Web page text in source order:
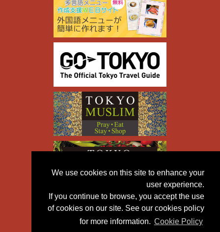
We use cookies on this site to enhance your
user experience.
If you continue to browse, you accept the use
of cookies on our site. See our cookies policy
for more information. Cookie Policy